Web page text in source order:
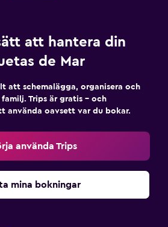
i gemensamma utrymmen
att hantera din
de Mar
att schemalägga, organisera och
Trips är gratis – och
oavsett var du bokar.
använda Trips
mina bokningar